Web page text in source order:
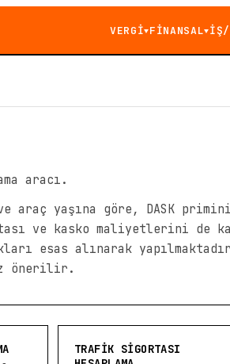
VERGİ▼FİNANSAL▼İŞ/
aracı.
yaşına göre, DASK
ve kasko maliyetlerini de
esas alınarak
önerilir.
TRAFIK SIGORTASI